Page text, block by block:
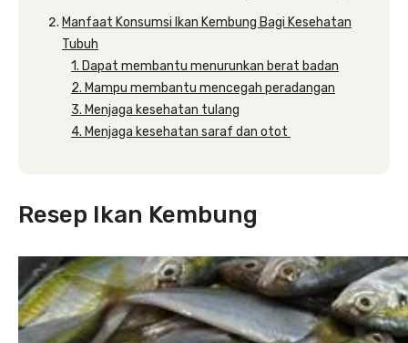
Manfaat Konsumsi Ikan Kembung Bagi Kesehatan
Tubuh
1. Dapat membantu menurunkan berat badan
2. Mampu membantu mencegah peradangan
3. Menjaga kesehatan tulang
4. Menjaga kesehatan saraf dan otot
Resep Ikan Kembung